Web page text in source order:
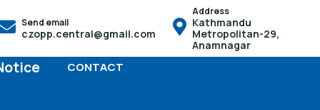
हुनेछ तसर्थ बच्चाको जन्म भएको पैंतीस दिनभित्र आफू स्थायी
Send email
czopp.central@gmail.com
Address
Kathmandu
Metropolitan-29,
Anamnagar
CONTACT